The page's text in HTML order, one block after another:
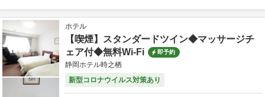
ホテル
【喫煙】スタンダードツイン◆マッサージチ
ェア付◆無料Wi-Fi
即予約
静岡ホテル時之栖
新型コロナウイルス対策あり